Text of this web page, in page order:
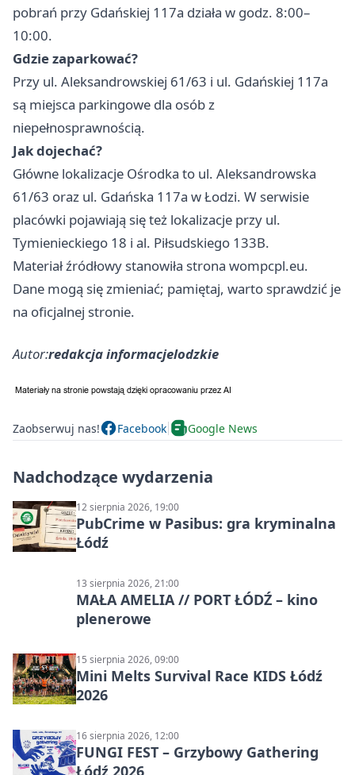
pobrań przy Gdańskiej 117a działa w godz. 8:00–
10:00.
Gdzie zaparkować?
Przy ul. Aleksandrowskiej 61/63 i ul. Gdańskiej 117a
są miejsca parkingowe dla osób z
niepełnosprawnością.
Jak dojechać?
Główne lokalizacje Ośrodka to ul. Aleksandrowska
61/63 oraz ul. Gdańska 117a w Łodzi. W serwisie
placówki pojawiają się też lokalizacje przy ul.
Tymienieckiego 18 i al. Piłsudskiego 133B.
Materiał źródłowy stanowiła strona wompcpl.eu.
Dane mogą się zmieniać; pamiętaj, warto sprawdzić je
na oficjalnej stronie.
Autor:redakcja informacjelodzkie
Zaobserwuj nas! Facebook Google News
Nadchodzące wydarzenia
12 sierpnia 2026, 19:00
PubCrime w Pasibus: gra kryminalna
Łódź
13 sierpnia 2026, 21:00
MAŁA AMELIA // PORT ŁÓDŹ – kino
plenerowe
15 sierpnia 2026, 09:00
Mini Melts Survival Race KIDS Łódź
2026
16 sierpnia 2026, 12:00
FUNGI FEST – Grzybowy Gathering